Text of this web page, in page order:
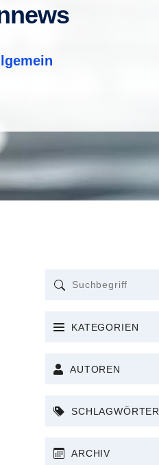
KATEGORIEN
AUTOREN
SCHLAGWÖRTER
ARCHIV